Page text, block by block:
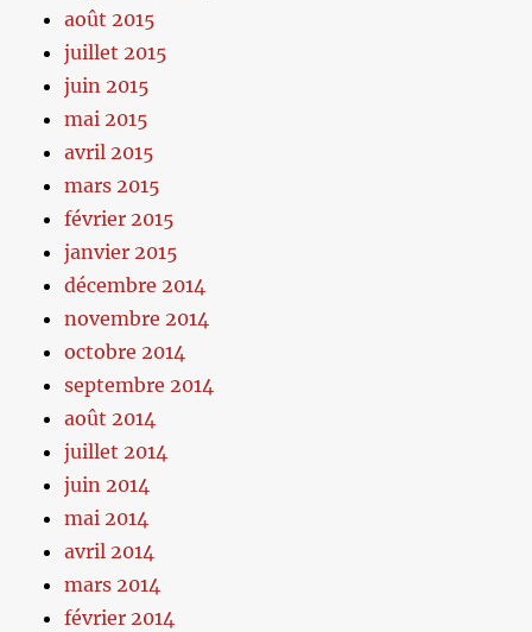
août 2015
juillet 2015
juin 2015
mai 2015
avril 2015
mars 2015
février 2015
janvier 2015
décembre 2014
novembre 2014
octobre 2014
septembre 2014
août 2014
juillet 2014
juin 2014
mai 2014
avril 2014
mars 2014
février 2014